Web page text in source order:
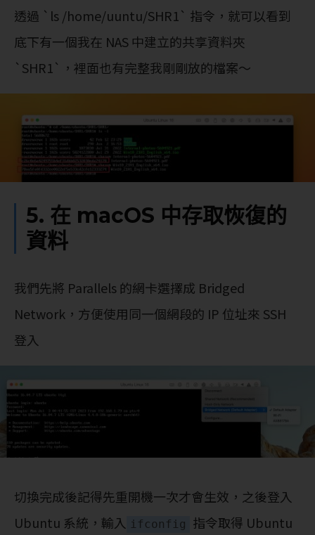
透過 `ls /home/uuntu/SHR1` 指令，就可以看到
底下有一個我在 NAS 中建立的共享資料夾
`SHR1`，裡面也有完整我剛剛放的檔案～
5. 在 macOS 中存取恢復的
資料
我們先將 Parallels 的網卡選擇成 Bridged
Network，方便使用同一個網段的 IP 位址來 SSH
登入
切換完成後記得先重開機一次才會生效，之後登入
Ubuntu 系統，輸入 ifconfig
指令取得 Ubuntu